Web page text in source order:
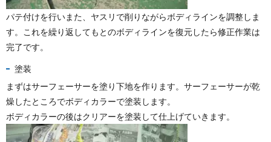
パテ付けを行いまた、ヤスリで削りながらボディラインを調整しま
す。これを繰り返してもとのボディラインを復元したら修正作業は
完了です。
塗装
まずはサーフェーサーを塗り下地を作ります。サーフェーサーが乾
燥したところでボディカラーで塗装します。
ボディカラーの後はクリアーを塗装して仕上げていきます。